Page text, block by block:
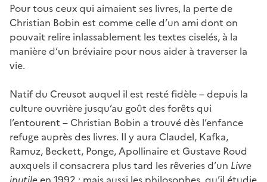
Pour tous ceux qui aimaient ses livres, la perte de
Christian Bobin est comme celle d’un ami dont on
pouvait relire inlassablement les textes ciselés, à la
manière d’un bréviaire pour nous aider à traverser la
vie.
Natif du Creusot auquel il est resté fidèle – depuis la
culture ouvrière jusqu’au goût des forêts qui
l’entourent – Christian Bobin a trouvé dès l’enfance
refuge auprès des livres. Il y aura Claudel, Kafka,
Ramuz, Beckett, Ponge, Apollinaire et Gustave Roud
auxquels il consacrera plus tard les rêveries d’un Livre